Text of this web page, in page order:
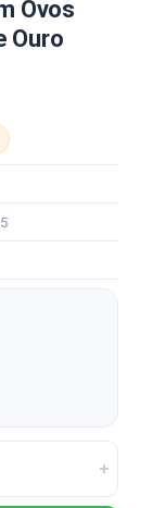
Ovos
Ouro